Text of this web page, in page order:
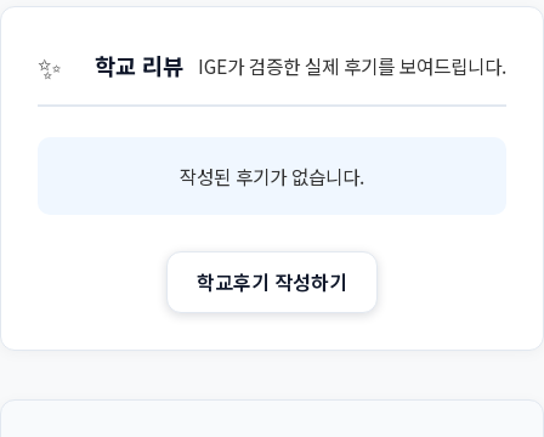
✨ 학교 리뷰 IGE가 검증한 실제 후기를 보여드립니다.
작성된 후기가 없습니다.
학교후기 작성하기